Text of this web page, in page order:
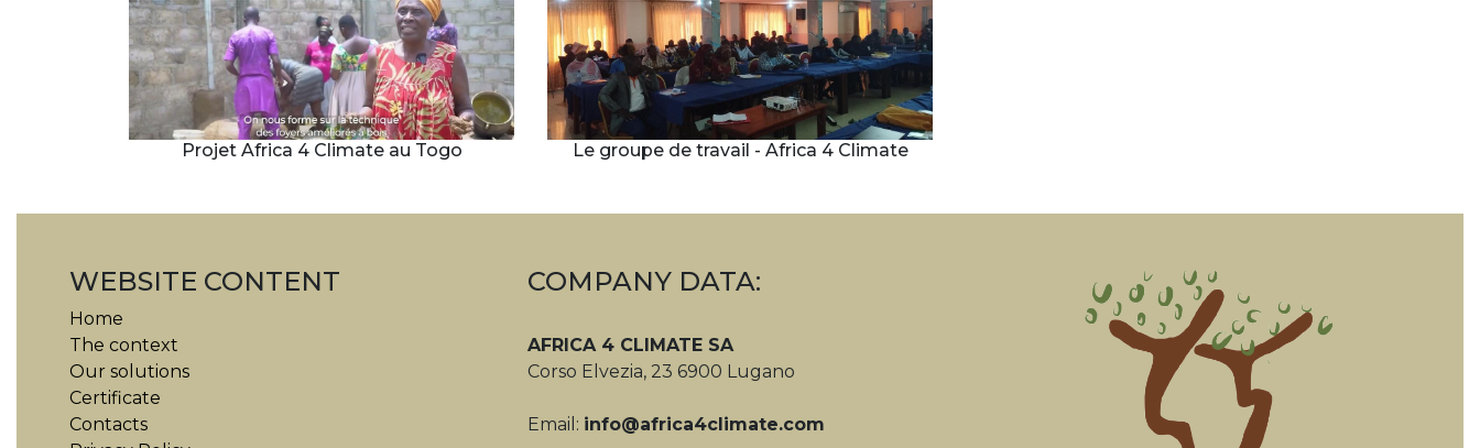
Projet Africa 4 Climate au Togo Le groupe de travail - Africa 4 Climate
WEBSITE CONTENT
Home
The context
Our solutions
Certificate
Contacts
COMPANY DATA:
AFRICA 4 CLIMATE SA
Corso Elvezia, 23 6900 Lugano
Email: info@africa4climate.com